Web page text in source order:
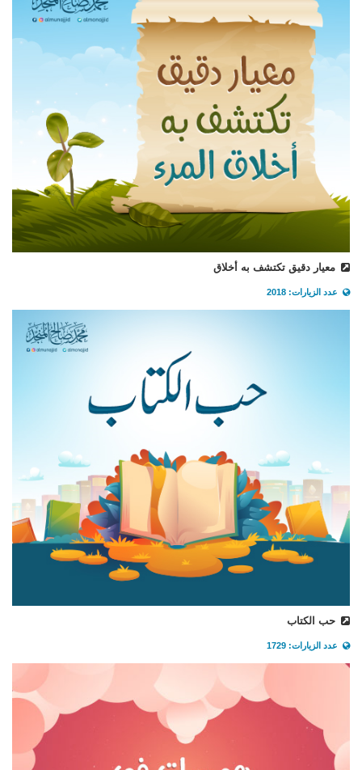
معيار دقيق تكتشف به أخلاق
عدد الزيارات: 2018
حب الكتاب
عدد الزيارات: 1729